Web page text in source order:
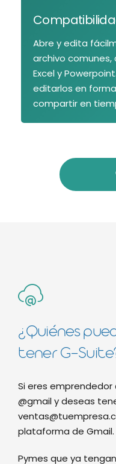
Abre y edita
archivo comunes,
Excel y
editarlos en
compartir en
¿Quiénes
tener G-
Si eres emprendedor
@gmail y deseas
plataforma de Gmail.
Pymes que ya